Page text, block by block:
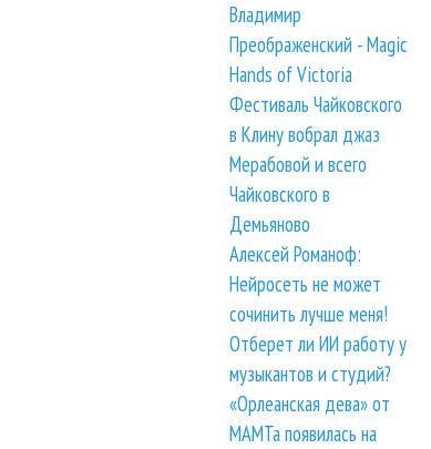
Владимир
Преображенский - Magic
Hands of Victoria
Фестиваль Чайковского
в Клину вобрал джаз
Мерабовой и всего
Чайковского в
Демьяново
Алексей Романоф:
Нейросеть не может
сочинить лучше меня!
Отберет ли ИИ работу у
музыкантов и студий?
«Орлеанская дева» от
МАМТа появилась на